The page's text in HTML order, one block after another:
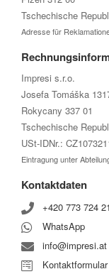
Tschechische
Adresse für
Impresi s.r.o.
Josefa Tomáška
Rokycany 337 01
Tschechische
USt-IDNr.:
Eintragung unter
Kontaktdaten
+420 773 724
WhatsApp
info@impresi.at
Kontaktformular